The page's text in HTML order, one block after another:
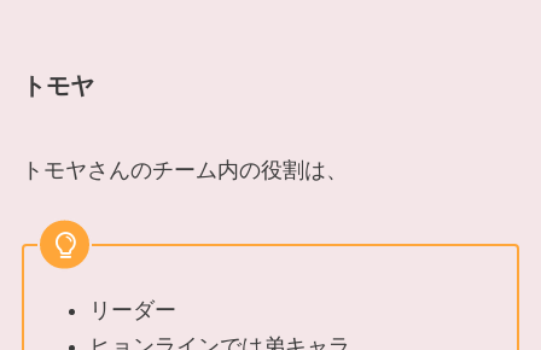
トモヤ
トモヤさんのチーム内の役割は、
リーダー